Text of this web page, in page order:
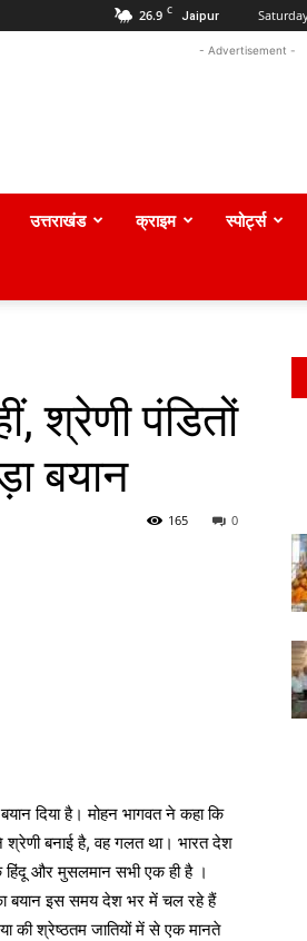
26.9 C Jaipur
- Advertisement -
उत्तराखंड क्राइम स्पोर्ट्स
श्रेणी पंडितों
बयान
0
165
दिया है। मोहन भागवत ने कहा कि
श्रेणी बनाई है, वह गलत था। भारत देश
और मुसलमान सभी एक ही है ।
बयान इस समय देश भर में चल रहे हैं
की श्रेष्ठतम जातियों में से एक मानते